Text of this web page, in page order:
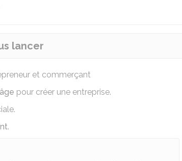
lancer
et commerçant
pour créer une entreprise.
.